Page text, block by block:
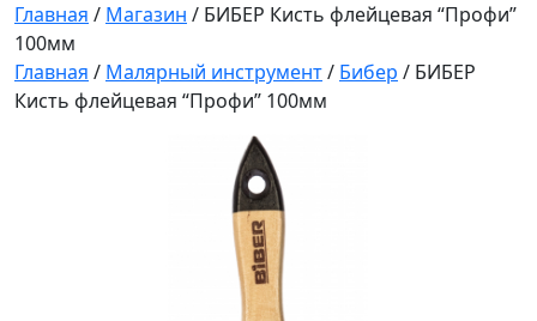
Главная / Магазин / БИБЕР Кисть флейцевая “Профи”
100мм
Главная / Малярный инструмент/ Бибер / БИБЕР
Кисть флейцевая “Профи” 100мм